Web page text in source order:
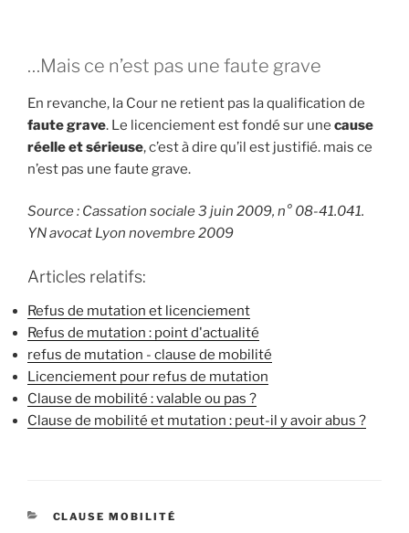
…Mais ce n’est pas une faute grave
En revanche, la Cour ne retient pas la qualification de
faute grave. Le licenciement est fondé sur une cause
réelle et sérieuse, c’est à dire qu’il est justifié. mais ce
n’est pas une faute grave.
Source : Cassation sociale 3 juin 2009, n° 08-41.041.
YN avocat Lyon novembre 2009
Articles relatifs:
Refus de mutation et licenciement
Refus de mutation : point d'actualité
refus de mutation - clause de mobilité
Licenciement pour refus de mutation
Clause de mobilité : valable ou pas ?
Clause de mobilité et mutation : peut-il y avoir abus ?
CATÉGORIES
CLAUSE MOBILITÉ